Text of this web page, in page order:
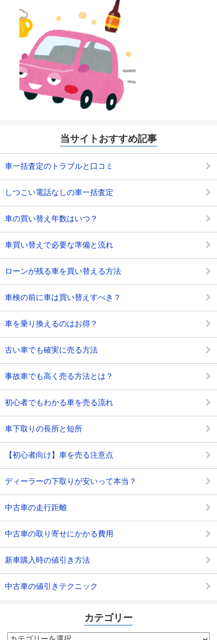
当サイトおすすめ記事
車一括査定のトラブルと口コミ
しつこい電話なしの車一括査定
車の買い替え年数はいつ？
車買い替えで必要な準備と流れ
ローンが残る車を買い替える方法
車検の前に車は買い替えすべき？
車を乗り換えるのはお得？
古い車でも確実に売る方法
事故車でも高く売る方法とは？
初心者でもわかる車を売る流れ
車下取りの長所と短所
【初心者向け】車を売る注意点
ディーラーの下取りが安いって本当？
中古車の走行距離
中古車の取り寄せにかかる費用
新車購入時の値引き方法
中古車の値引きテクニック
カテゴリー
カ